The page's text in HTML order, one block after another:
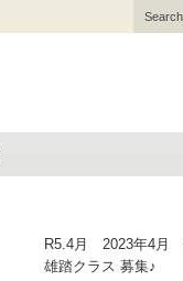
R5.4月 2023年4月
雄踏クラス 募集♪